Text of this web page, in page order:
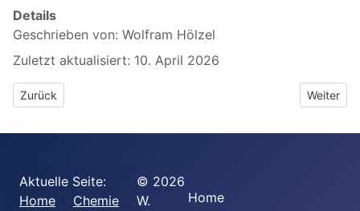
Details
Geschrieben von: Wolfram Hölzel
Zuletzt aktualisiert: 10. April 2026
Vorheriger Beitrag: 2 Energieerhaltungssatz (Energieprinzip)
Zurück Nächster
Weiter
Aktuelle Seite:
Home
Chemie
© 2026
W.
Home